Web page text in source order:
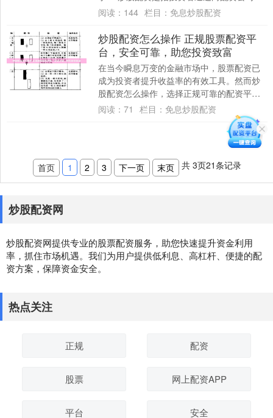
入资金，放大自己的本金进行股票投资的
阅读： 144 栏目： 免息炒股配资
炒股配资怎么操作 正规股票配资平
台，安全可靠，助您投资致富
在当今瞬息万变的金融市场中，股票配资已
成为投资者提升收益率的有效工具。然而炒
股配资怎么操作，选择正规可靠的配资平台
至关重要炒股配资怎么操作，以确保资金安
阅读： 71 栏目： 免息炒股配资
首页 1 2 3 下一页 末页 共 3页21条记录
炒股配资网
炒股配资网提供专业的股票配资服务，助您快速提升资金利用
率，抓住市场机遇。我们为用户提供低利息、高杠杆、便捷的配
资方案，保障资金安全。
热点关注
正规 配资
股票 网上配资APP
平台 安全